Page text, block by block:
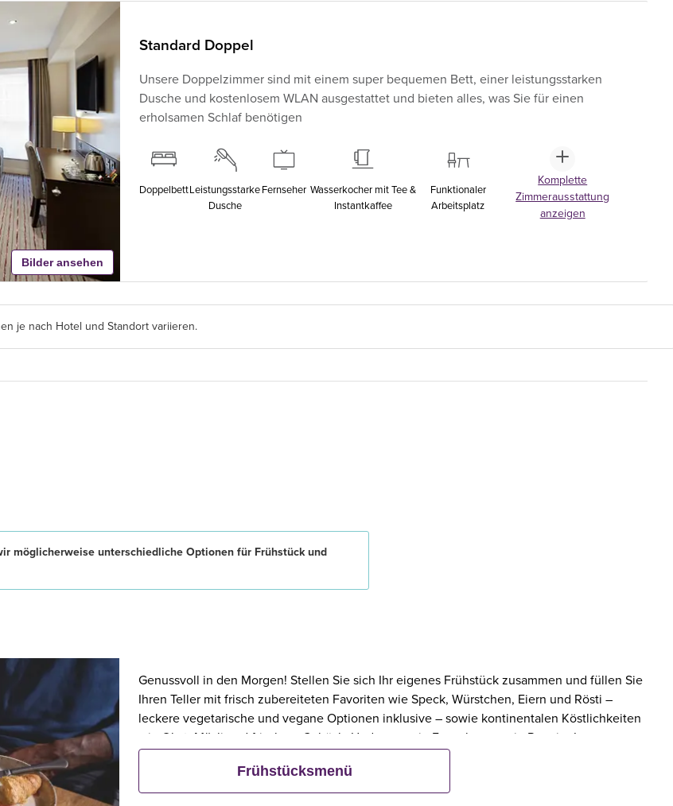
Bilder ansehen
Standard Doppel
Unsere Doppelzimmer sind mit einem super bequemen Bett, einer leistungsstarken
Dusche und kostenlosem WLAN ausgestattet und bieten alles, was Sie für einen
erholsamen Schlaf benötigen
DoppelbettLeistungsstarke
Dusche
Fernseher Wasserkocher mit Tee &
Instantkaffee
Funktionaler
Arbeitsplatz
Komplette
Zimmerausstattung
anzeigen
je nach Hotel und Standort variieren.
möglicherweise unterschiedliche Optionen für Frühstück und
Genussvoll in den Morgen! Stellen Sie sich Ihr eigenes Frühstück zusammen und füllen Sie
Ihren Teller mit frisch zubereiteten Favoriten wie Speck, Würstchen, Eiern und Rösti –
leckere vegetarische und vegane Optionen inklusive – sowie kontinentalen Köstlichkeiten
wie Obst, Müsli und frischem Gebäck. Und wenn ein Erwachsener ein Premier Inn-
Frühstück bestellt, frühstücken bis zu zwei Kinder kostenlos mit.**
Frühstücksmenü